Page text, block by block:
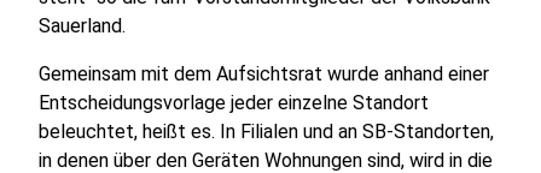
Sauerland.
Gemeinsam mit dem Aufsichtsrat wurde anhand einer
Entscheidungsvorlage jeder einzelne Standort
beleuchtet, heißt es. In Filialen und an SB-Standorten,
in denen über den Geräten Wohnungen sind, wird in die